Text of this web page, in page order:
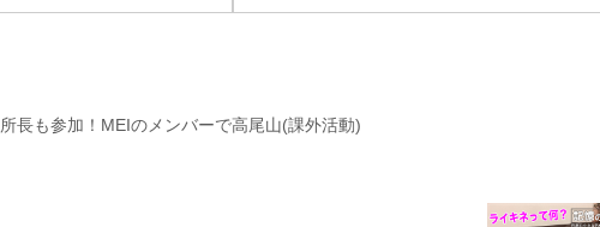
(STUDY HACKER)
所長も参加！MEIのメンバーで高尾山(課外活動)